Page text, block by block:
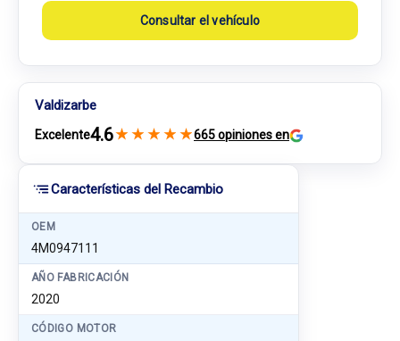
Características del Recambio
OEM
4M0947111
AÑO FABRICACIÓN
2020
CÓDIGO MOTOR
Consultar el vehículo
Valdizarbe
Excelente4.6★ ★ ★ ★ ★665 opiniones en